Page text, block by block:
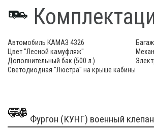
Автомобиль КАМАЗ 4326
Цвет "Лесной камуфляж"
Дополнительный бак (500 л.)
Светодиодная "Люстра" на крыше кабины
Фургон (КУНГ) военный